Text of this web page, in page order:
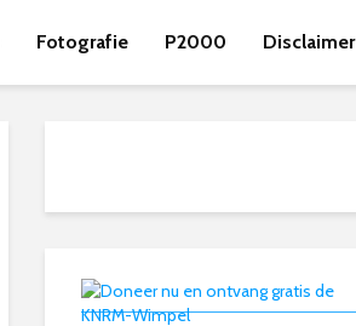
Fotografie P2000 Disclaimer